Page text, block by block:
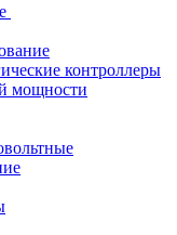
контроллеры
мощности